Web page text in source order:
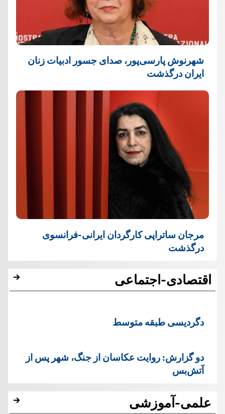
شهرنوش پارسی‌پور، صدای جسور ادبیات زنان
ایران درگذشت
مرجان ساتراپی کارگردان ایرانی-فرانسوی
درگذشت
اقتصادی-اجتماعی
دگردیسی طبقه متوسط
دو گزارش: روایت عکاسان از جنگ، شهر پس از
آتش‌بس
علمی-آموزشی